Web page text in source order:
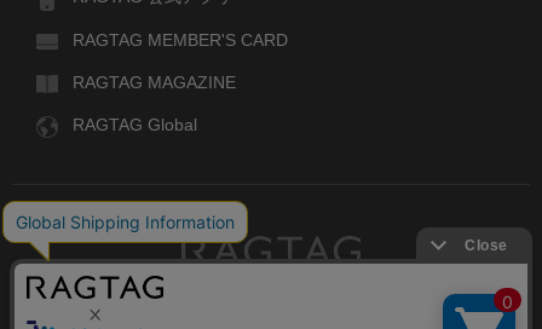
RAGTAG MEMBER'S CARD
RAGTAG MAGAZINE
RAGTAG Global
デザイナーズブランドのユーズド・セレクトショップ